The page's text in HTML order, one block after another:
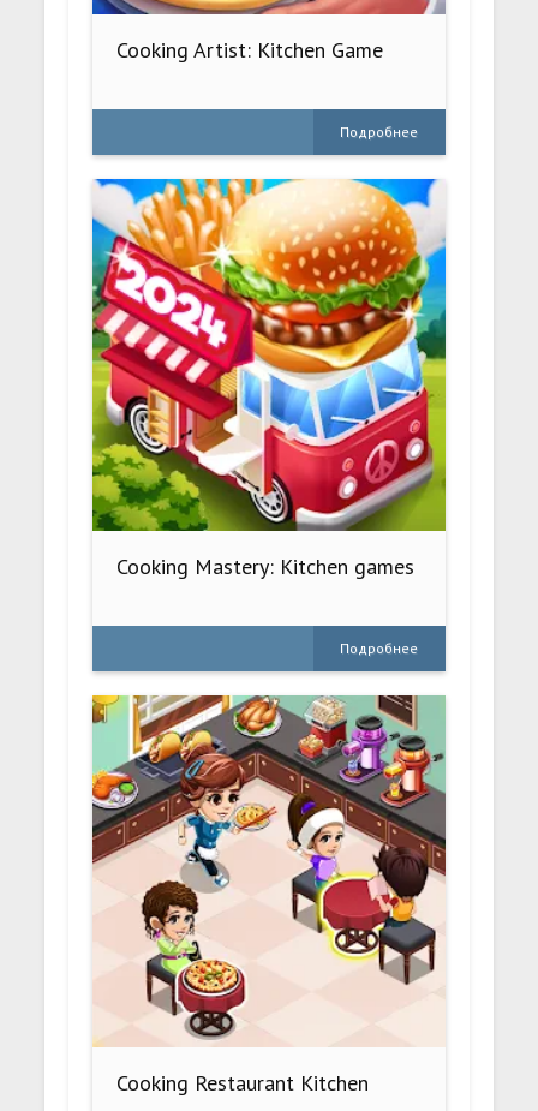
Cooking Artist: Kitchen Game
Подробнее
Cooking Mastery: Kitchen games
Подробнее
Cooking Restaurant Kitchen